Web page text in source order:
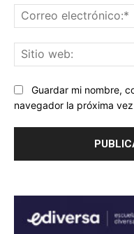
Guardar mi nombre,
navegador la próxima